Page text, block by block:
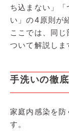
ち込まない」
い」の4原則が
ここでは、同
ついて解説しま
手洗いの徹
家庭内感染を
す。